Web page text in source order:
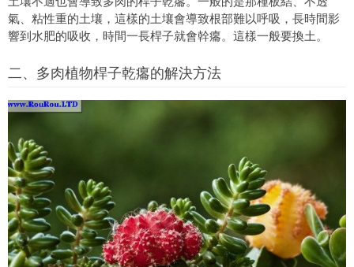
氣、粘性重的土壤，這樣的土壤會導致根部難以呼吸，長時間影
響到水肥的吸收，時間一長桿子就會幹癟。這樣一般要換土。
二、多肉植物桿子乾癟的解決方法